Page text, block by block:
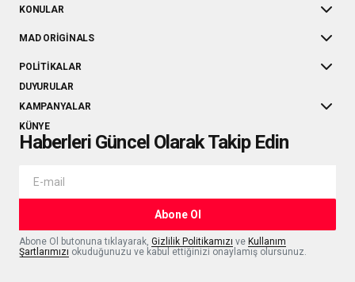
KONULAR
MAD ORIGINALS
POLITIKALAR
DUYURULAR
KAMPANYALAR
KÜNYE
Haberleri Güncel Olarak Takip Edin
Abone Ol
Abone Ol butonuna tıklayarak, Gizlilik Politikamızı ve Kullanım
Şartlarımızı okuduğunuzu ve kabul ettiğinizi onaylamış olursunuz.